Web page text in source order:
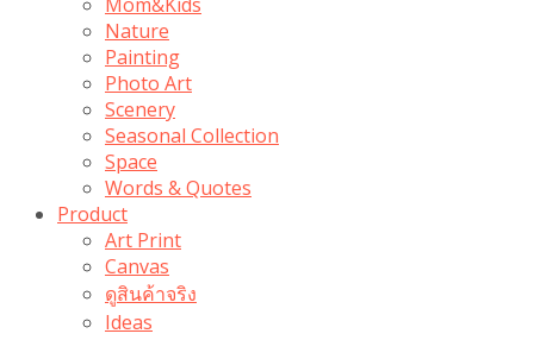
Nature
Painting
Photo Art
Scenery
Seasonal Collection
Space
Words & Quotes
Product
Art Print
Canvas
ดูสินค้าจริง
Ideas